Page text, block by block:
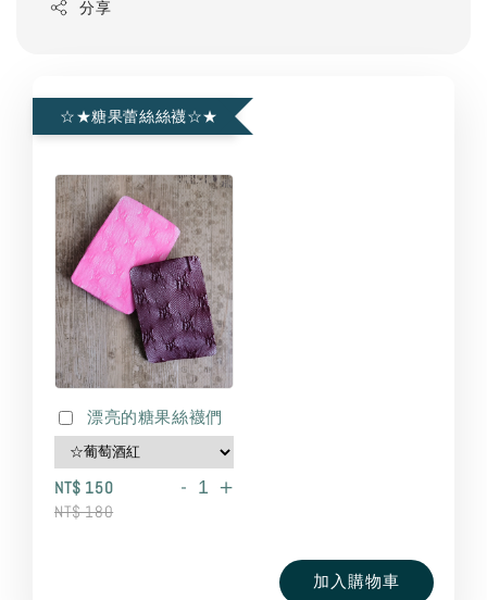
分享
☆★糖果蕾絲絲襪☆★
漂亮的糖果絲襪們
NT$ 150
NT$ 180
- +
加入購物車